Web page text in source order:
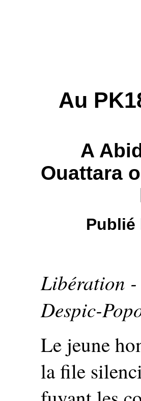
Au
A
Ouattara
Publié
Libération -
Despic-
Le jeune
la file